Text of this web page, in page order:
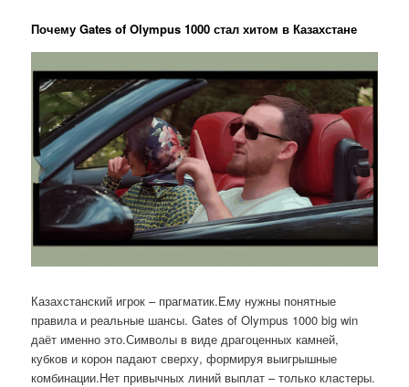
Почему Gates of Olympus 1000 стал хитом в Казахстане
Казахстанский игрок – прагматик.Ему нужны понятные
правила и реальные шансы. Gates of Olympus 1000 big win
даёт именно это.Символы в виде драгоценных камней,
кубков и корон падают сверху, формируя выигрышные
комбинации.Нет привычных линий выплат – только кластеры.